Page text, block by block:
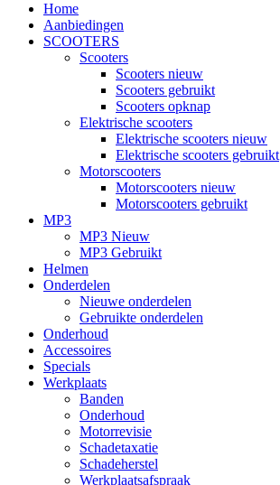
Home
Aanbiedingen
SCOOTERS
Scooters
Scooters nieuw
Scooters gebruikt
Scooters opknap
Elektrische scooters
Elektrische scooters nieuw
Elektrische scooters gebruikt
Motorscooters
Motorscooters nieuw
Motorscooters gebruikt
MP3
MP3 Nieuw
MP3 Gebruikt
Helmen
Onderdelen
Nieuwe onderdelen
Gebruikte onderdelen
Onderhoud
Accessoires
Specials
Werkplaats
Banden
Onderhoud
Motorrevisie
Schadetaxatie
Schadeherstel
Werkplaatsafspraak